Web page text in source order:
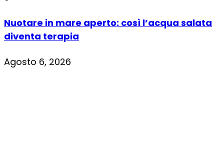
Nuotare in mare aperto: così l’acqua salata
diventa terapia
Agosto 6, 2026